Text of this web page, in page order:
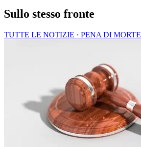
Sullo stesso fronte
TUTTE LE NOTIZIE · PENA DI MORTE